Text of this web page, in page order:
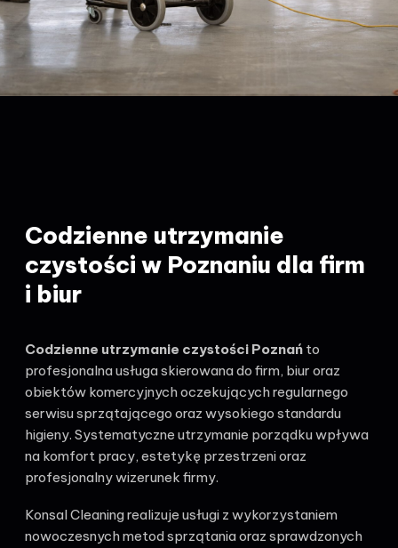
Codzienne utrzymanie
czystości w Poznaniu dla firm
i biur
Codzienne utrzymanie czystości Poznań to
profesjonalna usługa skierowana do firm, biur oraz
obiektów komercyjnych oczekujących regularnego
serwisu sprzątającego oraz wysokiego standardu
higieny. Systematyczne utrzymanie porządku wpływa
na komfort pracy, estetykę przestrzeni oraz
profesjonalny wizerunek firmy.
Konsal Cleaning realizuje usługi z wykorzystaniem
nowoczesnych metod sprzątania oraz sprawdzonych